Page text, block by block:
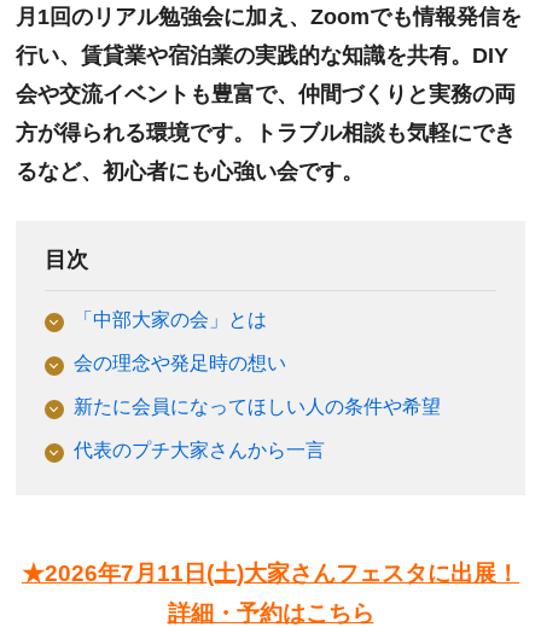
月1回のリアル勉強会に加え、Zoomでも情報発信を
行い、賃貸業や宿泊業の実践的な知識を共有。DIY
会や交流イベントも豊富で、仲間づくりと実務の両
方が得られる環境です。トラブル相談も気軽にでき
るなど、初心者にも心強い会です。
目次
「中部大家の会」とは
会の理念や発足時の想い
新たに会員になってほしい人の条件や希望
代表のプチ大家さんから一言
★2026年7月11日(土)大家さんフェスタに出展！
詳細・予約はこちら